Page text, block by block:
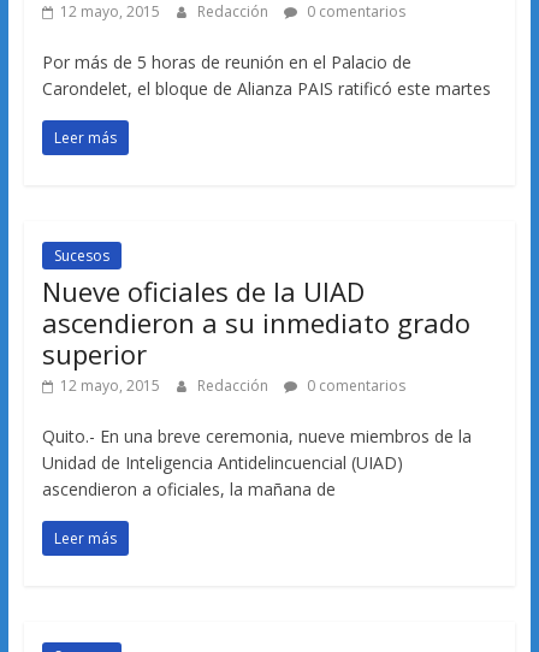
12 mayo, 2015 Redacción 0 comentarios
Por más de 5 horas de reunión en el Palacio de
Carondelet, el bloque de Alianza PAIS ratificó este martes
Leer más
Sucesos
Nueve oficiales de la UIAD
ascendieron a su inmediato grado
superior
12 mayo, 2015 Redacción 0 comentarios
Quito.- En una breve ceremonia, nueve miembros de la
Unidad de Inteligencia Antidelincuencial (UIAD)
ascendieron a oficiales, la mañana de
Leer más